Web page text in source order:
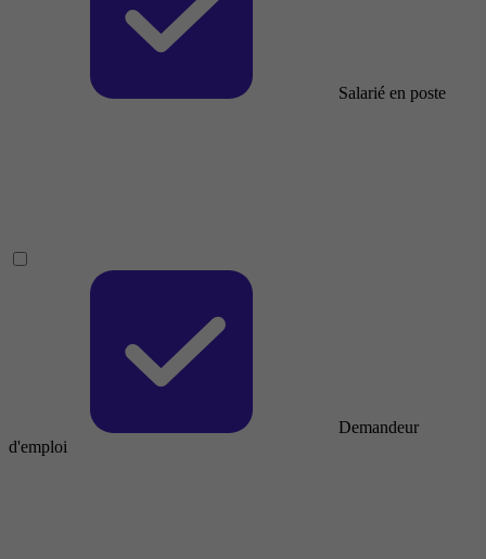
Salarié en poste
Demandeur
d'emploi